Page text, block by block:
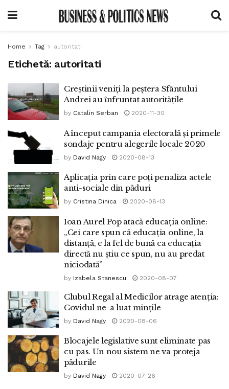
Home Tag autoritati
Etichetă: autoritati
Creștinii veniți la peștera Sfântului
Andrei au înfruntat autoritățile
by Catalin Serban 2020-11-30
A început campania electorală și primele
sondaje pentru alegerile locale 2020
by David Nagy 2020-08-13
Aplicația prin care poți penaliza actele
anti-sociale din păduri
by Cristina Dinica 2020-08-13
Ioan Aurel Pop atacă educația online:
„Cei care spun că educația online, la
distanță, e la fel de bună ca educația
directă nu știu ce spun, nu au predat
niciodată”
by Izabela Stanescu 2020-08-07
Clubul Regal al Medicilor atrage atenția:
Covidul ne-a luat mințile
by David Nagy 2020-08-06
Blocajele legislative sunt eliminate pas
cu pas. Un nou sistem ne va proteja
pădurile
by David Nagy 2020-07-26